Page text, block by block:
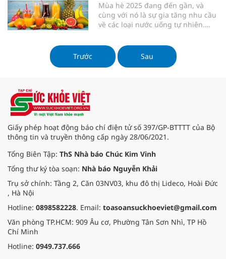
Mùa hè 2025 đang đến gần, và
cùng với nó là sự gia tăng nhu cầu
về các loại nước uống tự nhiên.
càng chú trọng đến sức khỏe và lối
sống lành mạnh, nước uống tự
nhiên không chỉ giúp giải khát mà
Trước Sau
Giấy phép hoạt động báo chí điện tử số 397/GP-BTTTT của Bộ
thông tin và truyền thông cấp ngày 28/06/2021.
Tổng Biên Tập: ThS Nhà báo Chúc Kim Vinh
Tổng thư ký tòa soạn: Nhà báo Nguyễn Khải
Trụ sở chính: Tầng 2, Căn 03NV03, khu đô thị Lideco, Hoài Đức
, Hà Nội
Hotline: 0898582228. Email: toasoansuckhoeviet@gmail.com
Văn phòng TP.HCM: 909 Âu cơ, Phường Tân Sơn Nhì, TP Hồ
Chí Minh
Hotline: 0949.737.666